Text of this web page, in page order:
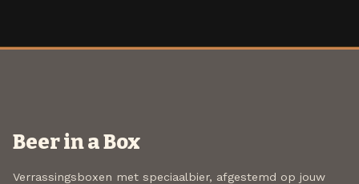
Beer in a Box
Verrassingsboxen met speciaalbier, afgestemd op jouw